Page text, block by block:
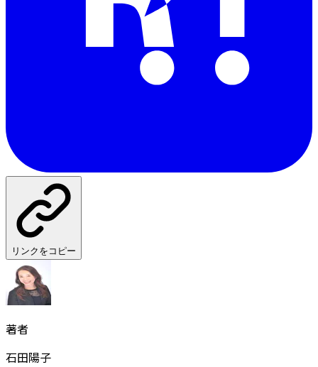
リンクをコピー
著者
石田陽子